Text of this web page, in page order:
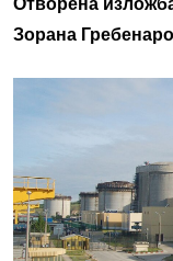
Отворена
Зорана